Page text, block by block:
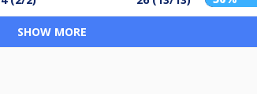
SHOW MORE